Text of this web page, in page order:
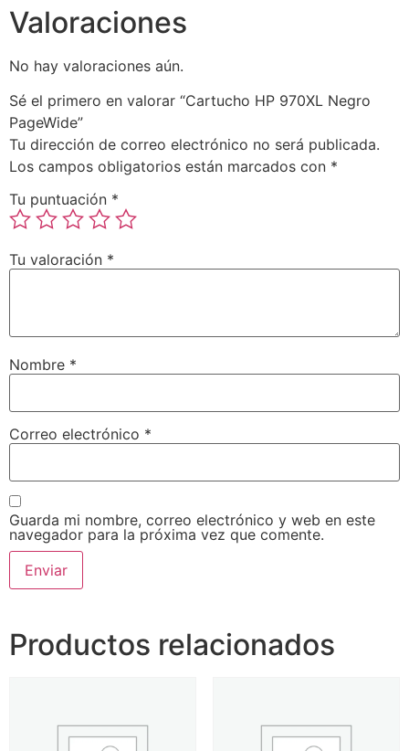
Valoraciones
No hay valoraciones aún.
Sé el primero en valorar “Cartucho HP 970XL Negro
PageWide”
Tu dirección de correo electrónico no será publicada.
Los campos obligatorios están marcados con *
Tu puntuación *
Tu valoración *
Nombre *
Correo electrónico *
Guarda mi nombre, correo electrónico y web en este
navegador para la próxima vez que comente.
Productos relacionados